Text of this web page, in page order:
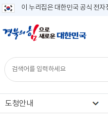
이 누리집은 대한민국 공식 전자
도청안내